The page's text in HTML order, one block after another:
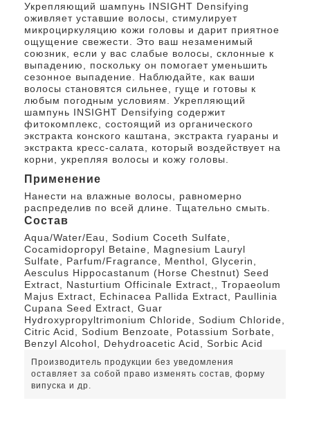
Укрепляющий шампунь INSIGHT Densifying
оживляет уставшие волосы, стимулирует
микроциркуляцию кожи головы и дарит приятное
ощущение свежести. Это ваш незаменимый
союзник, если у вас слабые волосы, склонные к
выпадению, поскольку он помогает уменьшить
сезонное выпадение. Наблюдайте, как ваши
волосы становятся сильнее, гуще и готовы к
любым погодным условиям. Укрепляющий
шампунь INSIGHT Densifying содержит
фитокомплекс, состоящий из органического
экстракта конского каштана, экстракта гуараны и
экстракта кресс-салата, который воздействует на
корни, укрепляя волосы и кожу головы.
Применение
Нанести на влажные волосы, равномерно
распределив по всей длине. Тщательно смыть.
Состав
Aqua/Water/Eau, Sodium Coceth Sulfate,
Cocamidopropyl Betaine, Magnesium Lauryl
Sulfate, Parfum/Fragrance, Menthol, Glycerin,
Aesculus Hippocastanum (Horse Chestnut) Seed
Extract, Nasturtium Officinale Extract,, Tropaeolum
Majus Extract, Echinacea Pallida Extract, Paullinia
Cupana Seed Extract, Guar
Hydroxypropyltrimonium Chloride, Sodium Chloride,
Citric Acid, Sodium Benzoate, Potassium Sorbate,
Benzyl Alcohol, Dehydroacetic Acid, Sorbic Acid
Производитель продукции без уведомления
оставляет за собой право изменять состав, форму
випуска и др.